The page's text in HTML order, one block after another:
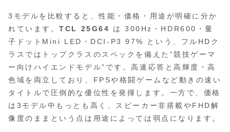
3モデルを比較すると、性能・価格・用途が明確に分か
れています。TCL 25G64
は 300Hz・HDR600・量
子ドットMini LED・DCI‑P3 97% という、フルHDク
ラスではトップクラスのスペックを備えた“競技ゲーマ
ー向けハイエンドモデル”です。高速応答と高輝度・高
色域を両立しており、FPSや格闘ゲームなど動きの速い
タイトルで圧倒的な優位性を発揮します。一方で、価格
は3モデル中もっとも高く、スピーカー非搭載やFHD解
像度のままという点は用途によっては弱点になります。